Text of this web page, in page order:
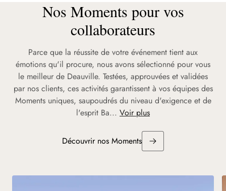
Nos Moments pour vos
collaborateurs
Parce que la réussite de votre événement tient aux
émotions qu'il procure, nous avons sélectionné pour vous
le meilleur de Deauville. Testées, approuvées et validées
par nos clients, ces activités garantissent à vos équipes des
Moments uniques, saupoudrés du niveau d'exigence et de
l'esprit Ba... Voir plus
Découvrir nos Moments